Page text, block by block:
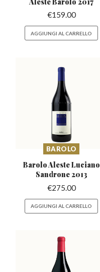
€159.00
AGGIUNGI AL CARRELLO
BAROLO
Barolo Aleste Luciano
Sandrone 2013
€275.00
AGGIUNGI AL CARRELLO